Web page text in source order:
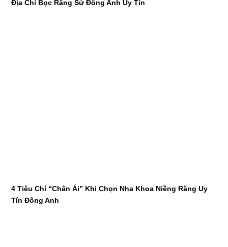
Địa Chỉ Bọc Răng Sứ Đông Anh Uy Tín
4 Tiêu Chí “Chân Ái” Khi Chọn Nha Khoa Niềng Răng Uy
Tín Đông Anh